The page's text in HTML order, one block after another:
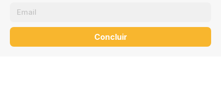
Concluir